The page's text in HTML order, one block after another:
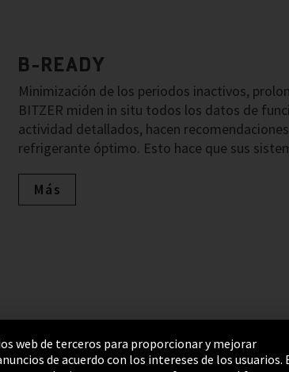
B-READY
Minimización de los periodos inactivos,
BITZER miden in situ todos los datos de
actividad detallados, hacen
refrigerante óptimo. Esto hace que sus
Más
web de terceros para proporcionar y mejorar
de acuerdo con los intereses de los usuarios.